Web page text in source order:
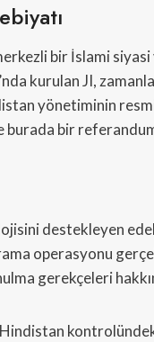
bir İslami
kurulan JI,
yönetiminin
bir
destekleyen
operasyonu
gerekçeleri
Hindistan